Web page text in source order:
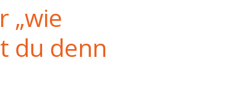
„wie
du denn